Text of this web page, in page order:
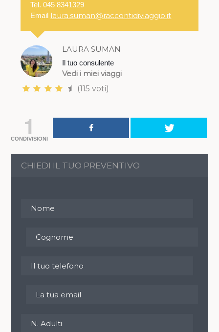
Tel. 045 8341329
Email laura.suman@raccontidiviaggio.it
LAURA SUMAN
Il tuo consulente
Vedi i miei viaggi
(115 voti)
1
CONDIVISIONI
CHIEDI IL TUO PREVENTIVO